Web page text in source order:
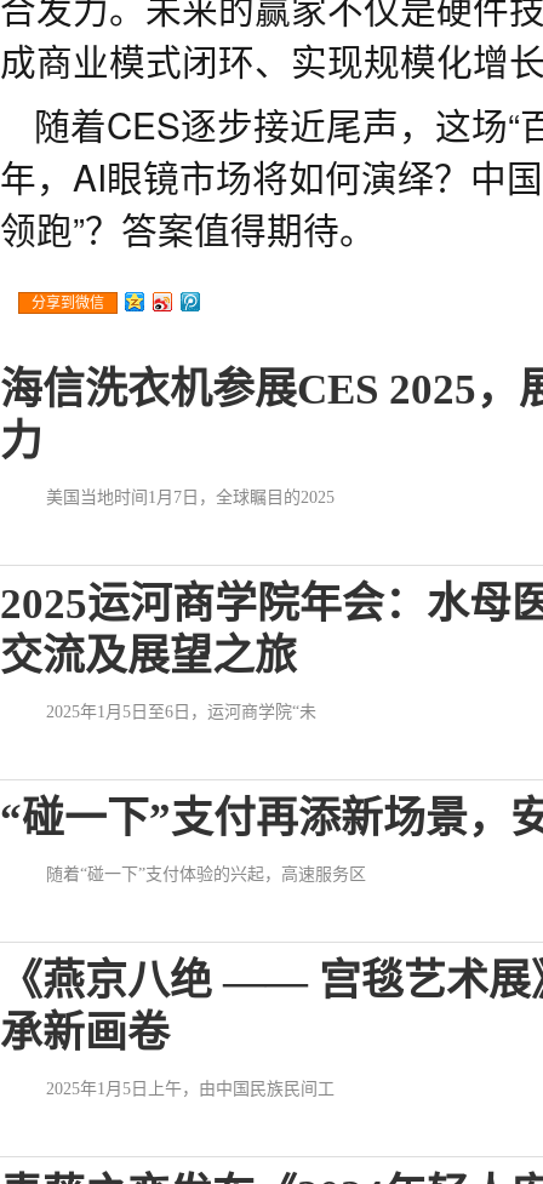
成商业模式闭环、实现规模化增
随着CES逐步接近尾声，这场“
年，AI眼镜市场将如何演绎？中
领跑”？答案值得期待。
分享到微信
海信洗衣机参展CES 2025
力
美国当地时间1月7日，全球瞩目的2025
2025运河商学院年会：水母
交流及展望之旅
2025年1月5日至6日，运河商学院“未
“碰一下”支付再添新场景，
随着“碰一下”支付体验的兴起，高速服务区
《燕京八绝 —— 宫毯艺术
承新画卷
2025年1月5日上午，由中国民族民间工